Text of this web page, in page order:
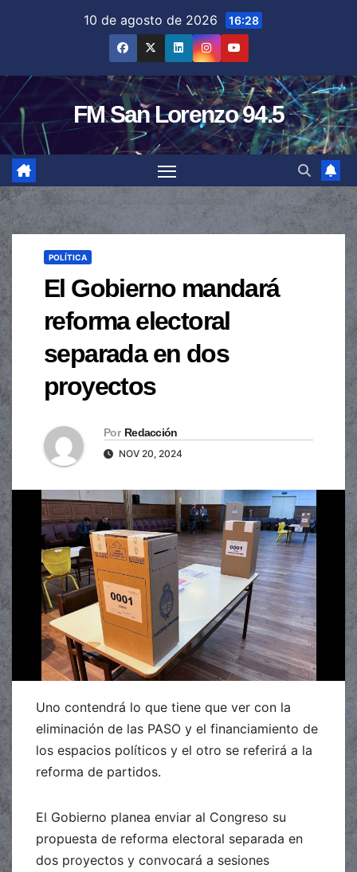
10 de agosto de 2026 16:28
FM San Lorenzo 94.5
POLÍTICA
El Gobierno mandará
reforma electoral
separada en dos
proyectos
Por Redacción
NOV 20, 2024
Uno contendrá lo que tiene que ver con la
eliminación de las PASO y el financiamiento de
los espacios políticos y el otro se referirá a la
reforma de partidos.
El Gobierno planea enviar al Congreso su
propuesta de reforma electoral separada en
dos proyectos y convocará a sesiones